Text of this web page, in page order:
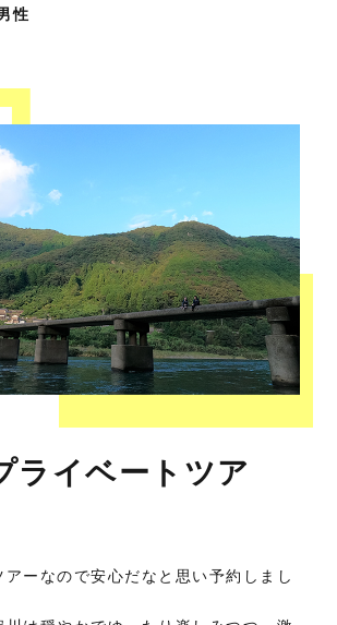
性
ライベートツア
アーなので安心だなと思い予約しまし